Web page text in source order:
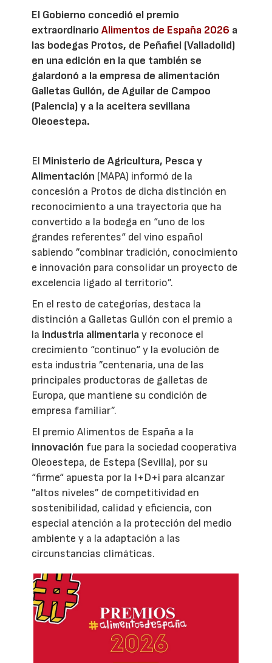
El Gobierno concedió el premio
extraordinarioAlimentos de España 2026 a
las bodegas Protos, de Peñafiel (Valladolid)
en una edición en la que también se
galardonó a la empresa de alimentación
Galletas Gullón, de Aguilar de Campoo
(Palencia) y a la aceitera sevillana
Oleoestepa.
El Ministerio de Agricultura, Pesca y
Alimentación (MAPA) informó de la
concesión a Protos de dicha distinción en
reconocimiento a una trayectoria que ha
convertido a la bodega en “uno de los
grandes referentes“ del vino español
sabiendo ”combinar tradición, conocimiento
e innovación para consolidar un proyecto de
excelencia ligado al territorio”.
En el resto de categorías, destaca la
distinción a Galletas Gullón con el premio a
la industria alimentariay reconoce el
crecimiento “continuo“ y la evolución de
esta industria ”centenaria, una de las
principales productoras de galletas de
Europa, que mantiene su condición de
empresa familiar”.
El premio Alimentos de España a la
innovación fue para la sociedad cooperativa
Oleoestepa, de Estepa (Sevilla), por su
“firme“ apuesta por la I+D+i para alcanzar
”altos niveles” de competitividad en
sostenibilidad, calidad y eficiencia, con
especial atención a la protección del medio
ambiente y a la adaptación a las
circunstancias climáticas.